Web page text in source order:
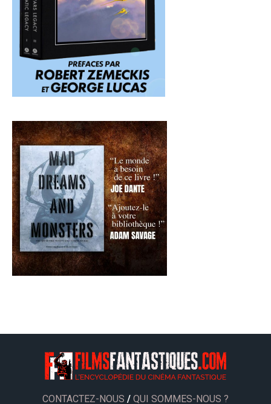
CONTACTEZ-NOUS / QUI SOMMES-NOUS ?